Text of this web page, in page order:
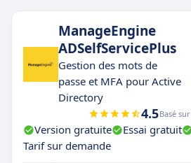
ManageEngine
ADSelfServicePlus
Gestion des mots de
passe et MFA pour Active
Directory
4.5Basé sur
Version gratuite Essai gratuit
Tarif sur demande